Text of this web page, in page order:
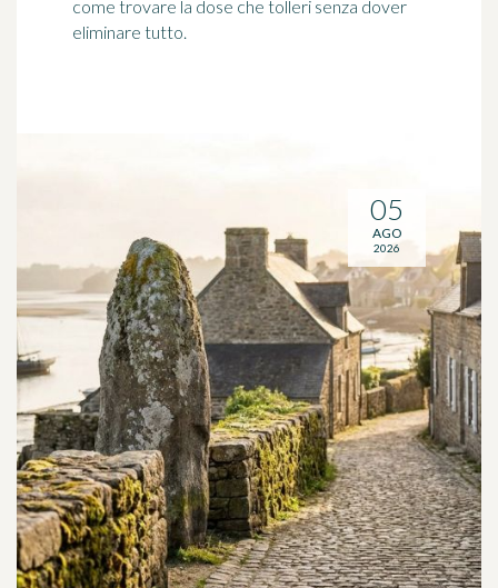
come trovare la dose che tolleri senza dover
eliminare tutto.
05
AGO
2026